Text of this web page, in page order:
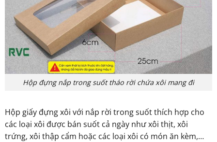
Hộp đựng nắp trong suốt tháo rời chứa xôi mang đi
Hộp giấy đựng xôi với nắp rời trong suốt thích hợp cho
các loại xôi được bán suốt cả ngày như xôi thịt, xôi
trứng, xôi thập cẩm hoặc các loại xôi có món ăn kèm,…